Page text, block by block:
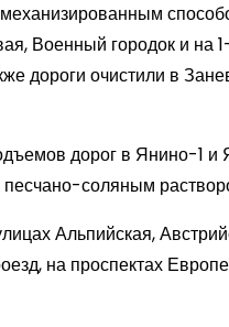
Военный городок и
дороги очистили в
дорог в Янино-1
соляным
Альпийская,
на проспектах